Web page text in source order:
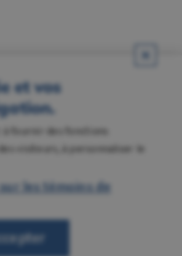
des témoins•Carrières
Inc.
et vos
fournir des fonctions
visiteurs, à personnaliser le
les témoins de